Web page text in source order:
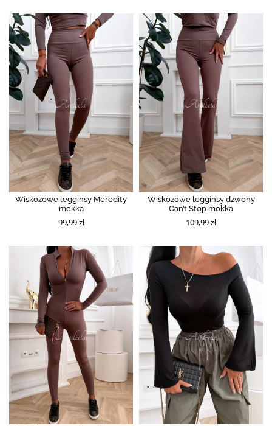
Wiskozowe legginsy Meredity
mokka
99,99 zł
Wiskozowe legginsy dzwony
Can’t Stop mokka
109,99 zł